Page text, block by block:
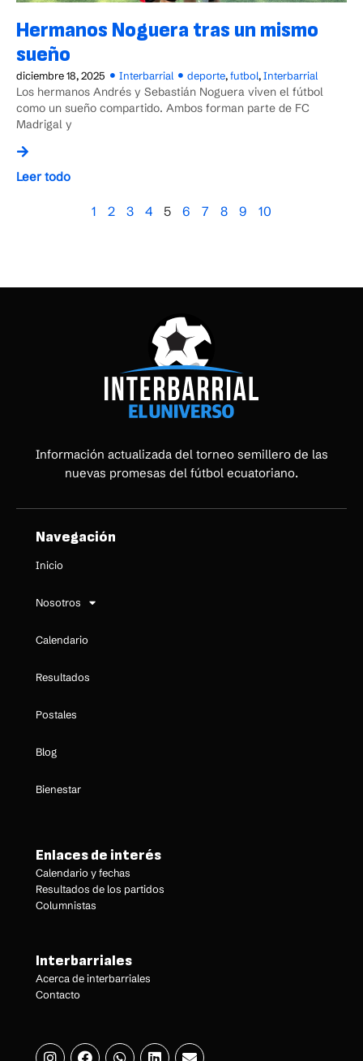
Hermanos Noguera tras un mismo
sueño
diciembre 18, 2025 Interbarrial deporte,futbol,Interbarrial
Los hermanos Andrés y Sebastián Noguera viven el fútbol
como un sueño compartido. Ambos forman parte de FC
Madrigal y
Leer todo
1 2 3 4 5 6 7 8 9 10
Información actualizada del torneo semillero de las
nuevas promesas del fútbol ecuatoriano.
Navegación
Inicio
Nosotros
Calendario
Resultados
Postales
Blog
Bienestar
Enlaces de interés
Calendario y fechas
Resultados de los partidos
Columnistas
Interbarriales
Acerca de interbarriales
Contacto